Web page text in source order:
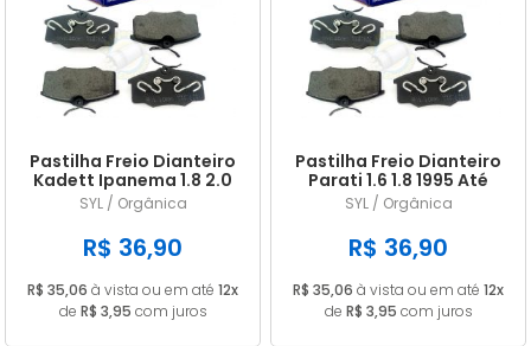
Pastilha Freio Dianteiro
Kadett Ipanema 1.8 2.0
1996 A 1998
SYL / Orgânica
R$ 36,90
R$ 35,06 à vista ou em até 12x
de R$ 3,95 com juros
Pastilha Freio Dianteiro
Parati 1.6 1.8 1995 Até
2009 Saveiro 1997/...
SYL / Orgânica
R$ 36,90
R$ 35,06 à vista ou em até 12x
de R$ 3,95 com juros